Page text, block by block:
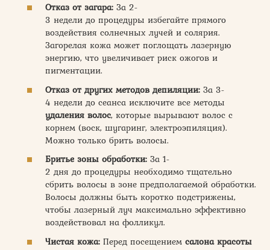
Отказ от загара: За 2-
3 недели до процедуры избегайте прямого
воздействия солнечных лучей и солярия.
Загорелая кожа может поглощать лазерную
энергию, что увеличивает риск ожогов и
пигментации.
Отказ от других методов депиляции: За 3-
4 недели до сеанса исключите все методы
удаления волос, которые вырывают волос с
корнем (воск, шугаринг, электроэпиляция).
Можно только брить волосы.
Бритье зоны обработки: За 1-
2 дня до процедуры необходимо тщательно
сбрить волосы в зоне предполагаемой обработки.
Волосы должны быть коротко подстрижены,
чтобы лазерный луч максимально эффективно
воздействовал на фолликул.
Чистая кожа: Перед посещением салона красоты